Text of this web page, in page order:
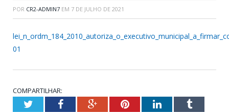
POR CR2-ADMIN7 EM 7 DE JULHO DE 2021
01
COMPARTILHAR:
TwitterFacebookGoogle+PinterestLinkedInTumblr